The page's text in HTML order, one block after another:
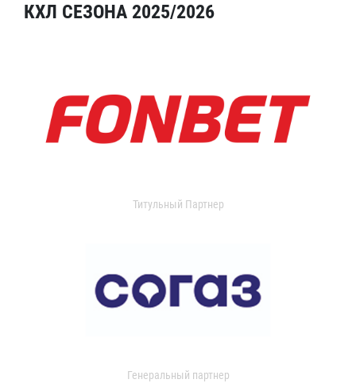
КХЛ СЕЗОНА 2025/2026
Титульный Партнер
Генеральный партнер